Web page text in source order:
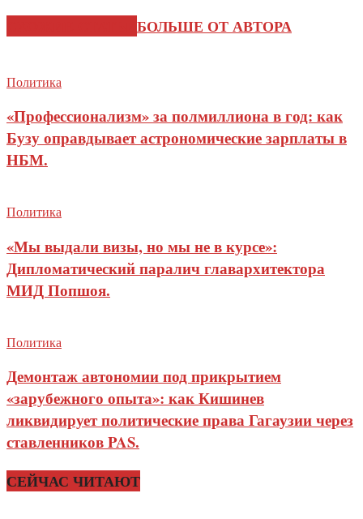
БОЛЬШЕ ОТ АВТОРА
Политика
«Профессионализм» за полмиллиона в год: как
Бузу оправдывает астрономические зарплаты в
НБМ.
Политика
«Мы выдали визы, но мы не в курсе»:
Дипломатический паралич главархитектора
МИД Попшоя.
Политика
Демонтаж автономии под прикрытием
«зарубежного опыта»: как Кишинев
ликвидирует политические права Гагаузии через
ставленников PAS.
СЕЙЧАС ЧИТАЮТ